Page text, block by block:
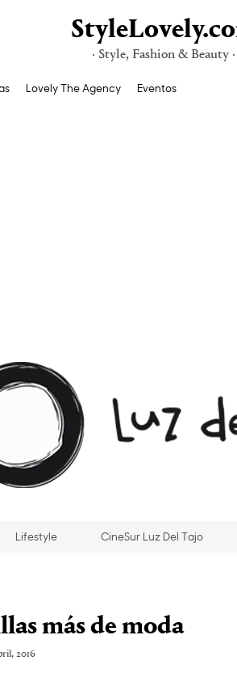
· Style, Fashion & Beauty ·
Lovely The Agency Eventos
Lifestyle CineSur Luz Del Tajo
más de moda
2016